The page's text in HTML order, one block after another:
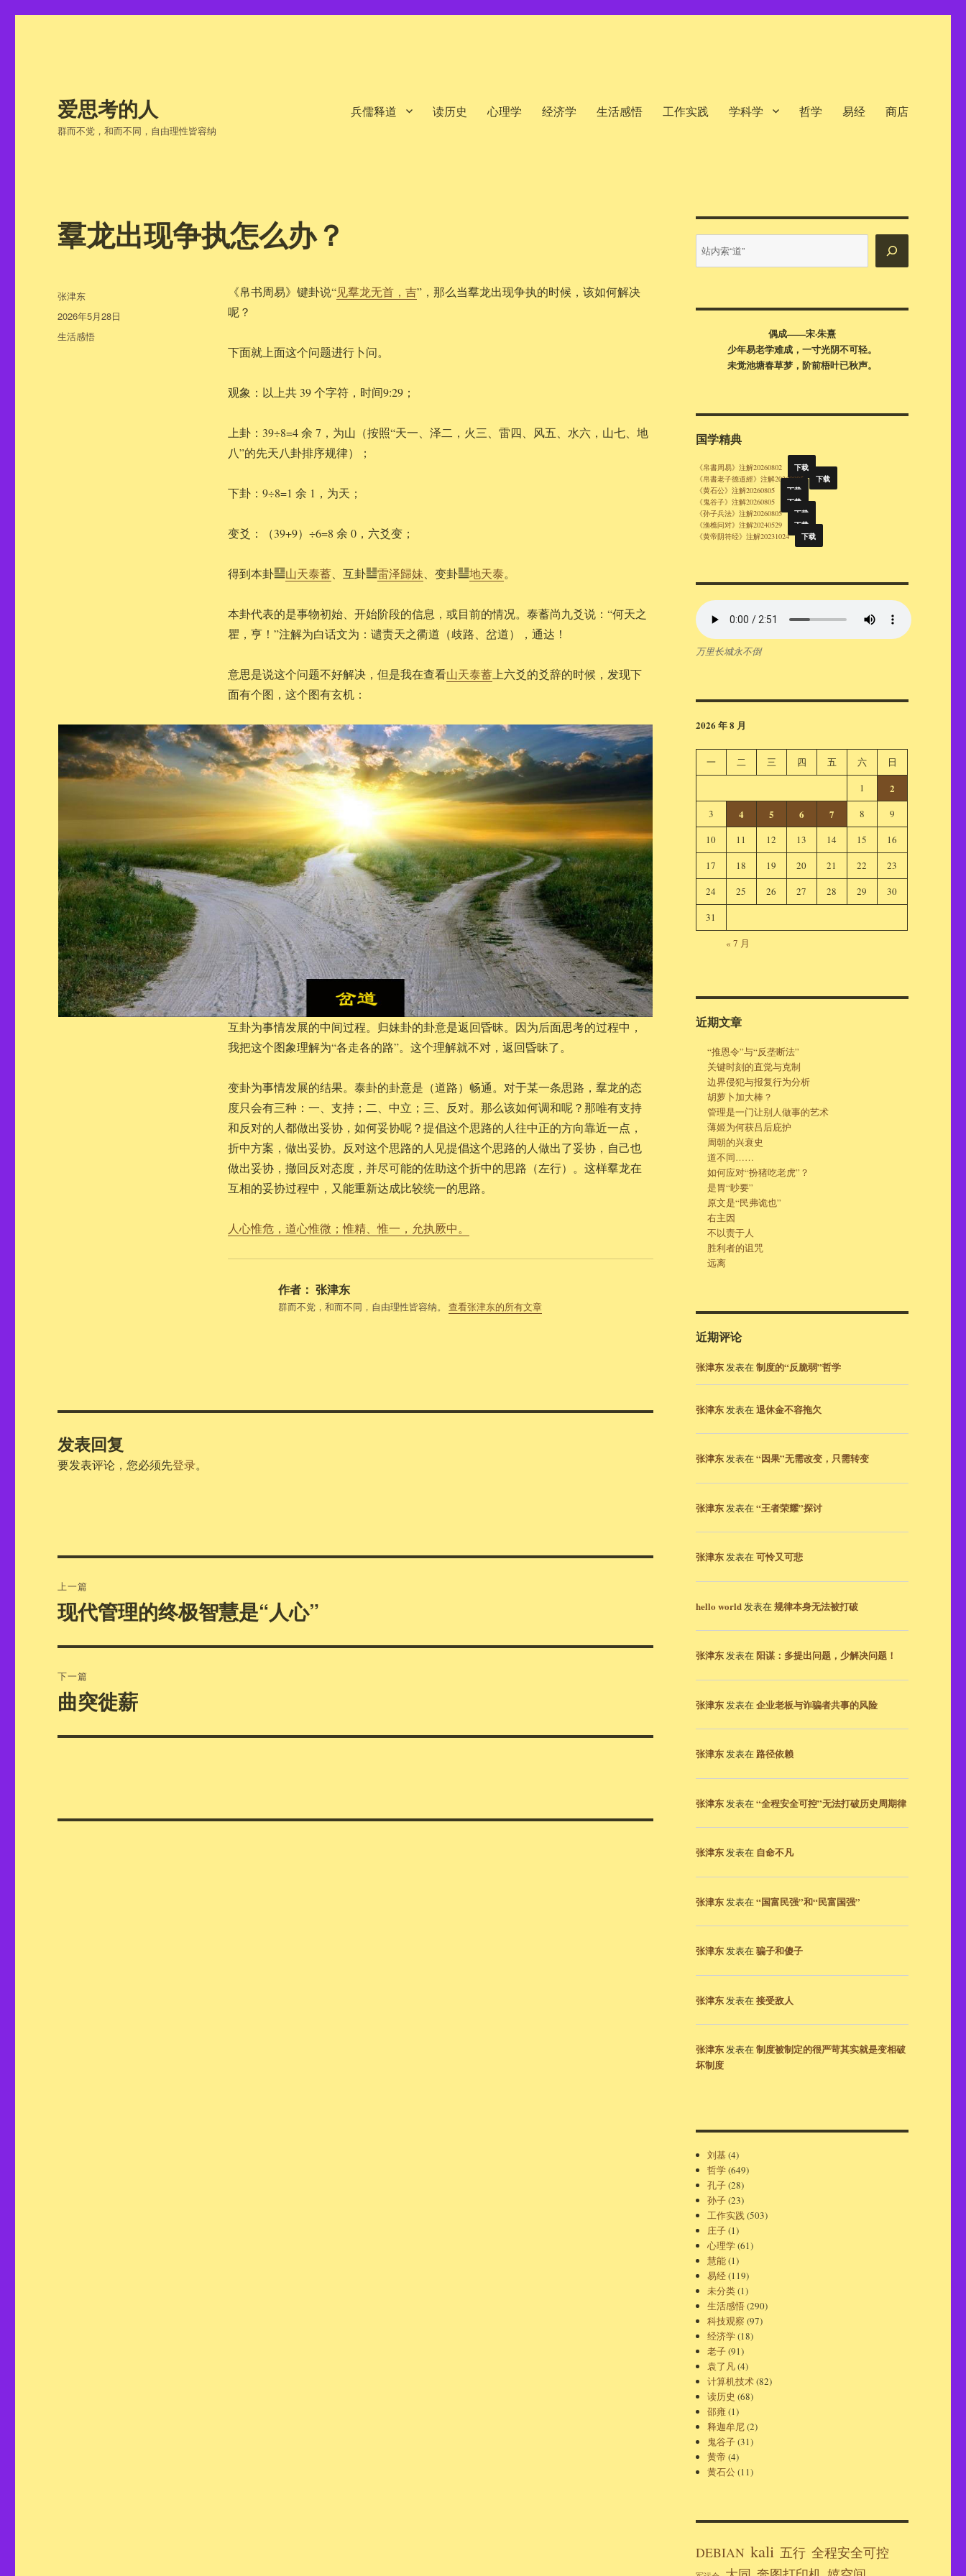
爱思考的人
群而不党，和而不同，自由理性皆容纳
兵儒释道 读历史 心理学 经济学 生活感悟 工作实践 学科学 哲学 易经 商店
羣龙出现争执怎么办？
《帛书周易》键卦说“见羣龙无首，吉”，那么当羣龙出现争执的时候，该如何解决
呢？
下面就上面这个问题进行卜问。
观象：以上共 39 个字符，时间9:29；
上卦：39÷8=4 余 7，为山（按照“天一、泽二，火三、雷四、风五、水六，山七、地
八”的先天八卦排序规律）；
下卦：9÷8=1 余 1，为天；
变爻：（39+9）÷6=8 余 0，六爻变；
得到本卦䷙山天泰蓄、互卦䷵雷泽歸妹 、变卦䷊地天泰。
本卦代表的是事物初始、开始阶段的信息，或目前的情况。泰蓄尚九爻说：“何天之
瞿，亨！”注解为白话文为：谴责天之衢道（歧路、岔道），通达！
意思是说这个问题不好解决，但是我在查看山天泰蓄上六爻的爻辞的时候，发现下
面有个图，这个图有玄机：
互卦为事情发展的中间过程。归妹卦的卦意是返回昏昧。因为后面思考的过程中，
我把这个图象理解为“各走各的路”。这个理解就不对，返回昏昧了。
变卦为事情发展的结果。泰卦的卦意是（道路）畅通。对于某一条思路，羣龙的态
度只会有三种：一、支持；二、中立；三、反对。那么该如何调和呢？那唯有支持
和反对的人都做出妥协，如何妥协呢？提倡这个思路的人往中正的方向靠近一点，
折中方案，做出妥协。反对这个思路的人见提倡这个思路的人做出了妥协，自己也
做出妥协，撤回反对态度，并尽可能的佐助这个折中的思路（左行）。这样羣龙在
互相的妥协过程中，又能重新达成比较统一的思路。
人心惟危，道心惟微；惟精、惟一，允执厥中。
作者： 张津东
群而不党，和而不同，自由理性皆容纳。 查看张津东的所有文章
作
者
张津东
发
布
于
2026年5月28日
分
生活感悟
发表回复
要发表评论，您必须先登录。
章
上一篇
上
篇
文
现代管理的终极智慧是“人心”
下一篇
下
文
曲突徙薪
内
搜
偶成——宋·朱熹
少年易老学难成，一寸光阴不可轻。
未觉池塘春草梦，阶前梧叶已秋声。
国学精典
《帛書周易》注解20260802 下载
《帛書老子德道經》注解20260805 下载
《黄石公》注解20260805 下载
《鬼谷子》注解20260805 下载
《孙子兵法》注解20260805 下载
《渔樵问对》注解20240529 下载
《黄帝阴符经》注解20231024 下载
万里长城永不倒
2026 年 8 月
一 二 三 四 五 六
日
1
2
3 4 5 6 7 8
9
10
11 12 13 14 15
16
17
18 19 20 21 22
23
24
25 26 27 28 29
30
31
« 7 月
近期文章
“推恩令”与“反垄断法”
关键时刻的直觉与克制
边界侵犯与报复行为分析
胡萝卜加大棒？
管理是一门让别人做事的艺术
薄姬为何获吕后庇护
周朝的兴衰史
道不同……
如何应对“扮猪吃老虎”？
是胃“眇要”
原文是“民弗诡也”
右主因
不以责于人
胜利者的诅咒
远离
近期评论
张津东发表在制度的“反脆弱”哲学
张津东发表在退休金不容拖欠
张津东发表在“因果”无需改变，只需转变
张津东发表在“王者荣耀”探讨
张津东发表在可怜又可悲
hello world发表在规律本身无法被打破
张津东发表在阳谋：多提出问题，少解决问题！
张津东发表在企业老板与诈骗者共事的风险
张津东发表在 路径依赖
张津东发表在“全程安全可控”无法打破历史周期律
张津东发表在 自命不凡
张津东发表在“国富民强”和“民富国强”
张津东发表在骗子和傻子
张津东发表在接受敌人
张津东发表在制度被制定的很严苛其实就是变相破
坏制度
刘基(4)
哲学(649)
孔子(28)
孙子(23)
工作实践(503)
庄子(1)
心理学(61)
慧能(1)
易经(119)
未分类(1)
生活感悟(290)
科技观察 (97)
经济学(18)
老子(91)
袁了凡(4)
计算机技术(82)
读历史 (68)
邵雍(1)
释迦牟尼(2)
鬼谷子(31)
黄帝 (4)
黄石公(11)
DEBIAN kali 五行 全程安全可控